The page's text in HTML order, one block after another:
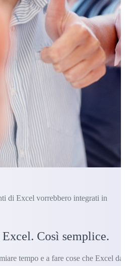
di Excel vorrebbero integrati in
Così semplice.
tempo e a fare cose che Excel da